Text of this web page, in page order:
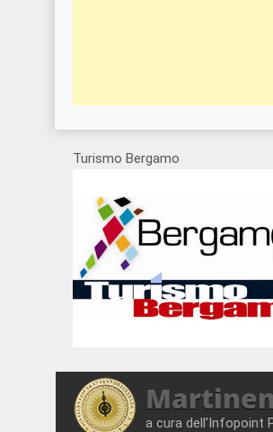
Turismo Bergamo
a cura dell'Infopoint